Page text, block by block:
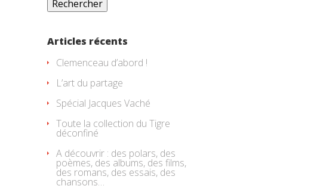
Articles récents
Clemenceau d’abord !
L’art du partage
Spécial Jacques Vaché
Toute la collection du Tigre
déconfiné
A découvrir : des polars, des
poèmes, des albums, des films,
des romans, des essais, des
chansons…